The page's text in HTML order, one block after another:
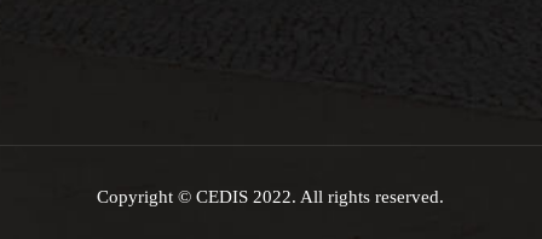
Copyright © CEDIS 2022. All rights reserved.